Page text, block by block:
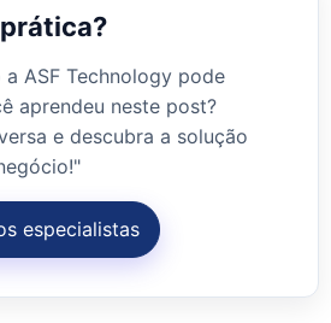
ASF Technology pode
aprendeu neste post?
e descubra a solução
especialistas